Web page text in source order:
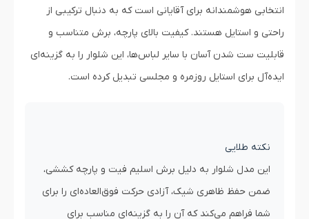
انتخابی هوشمندانه برای آقایانی است که به دنبال ترکیبی از
راحتی و استایل هستند. کیفیت بالای پارچه، برش متناسب و
قابلیت ست شدن آسان با سایر لباس‌ها، این شلوار را به گزینه‌ای
ایده‌آل برای استایل روزمره و مجلسی تبدیل کرده است.
نکته طلایی
این مدل شلوار به دلیل برش اسلیم فیت و پارچه کششی،
ضمن حفظ ظاهری شیک، آزادی حرکت فوق‌العاده‌ای را برای
شما فراهم می‌کند که آن را به گزینه‌ای مناسب برای